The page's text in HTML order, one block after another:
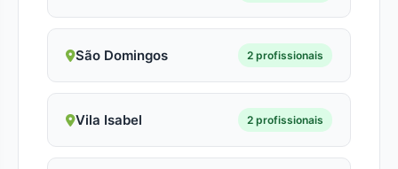
São Domingos 2 profissionais
Vila Isabel 2 profissionais